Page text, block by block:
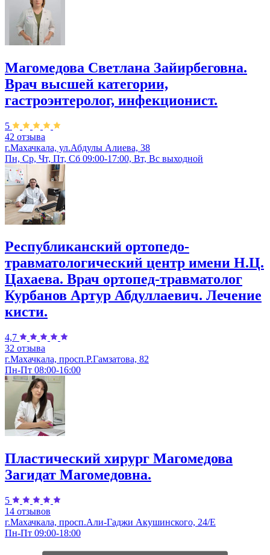
Магомедова Светлана Зайирбеговна.
Врач высшей категории,
гастроэнтеролог, инфекционист.
5
42 отзыва
г.Махачкала, ул.Абдулы Алиева, 38
Пн, Ср, Чт, Пт, Сб 09:00-17:00, Вт, Вс выходной
Республиканский ортопедо-
травматологический центр имени Н.Ц.
Цахаева. Врач ортопед-травматолог
Курбанов Артур Абдуллаевич. Лечение
кисти.
4,7
32 отзыва
г.Махачкала, просп.Р.Гамзатова, 82
Пн-Пт 08:00-16:00
Пластический хирург Магомедова
Загидат Магомедовна.
5
14 отзывов
г.Махачкала, просп.Али-Гаджи Акушинского, 24/Е
Пн-Пт 09:00-18:00